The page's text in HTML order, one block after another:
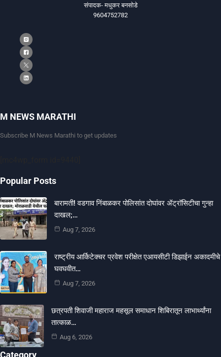
संपादक- मधुकर बनसोडे
9604752782
M NEWS MARATHI
Subscribe M News Marathi to get updates
Popular Posts
बारामती! वडगाव निंबाळकर पोलिसांत दोघांवर ॲट्रॉसिटीचा गुन्हा
दाखल;…
Aug 7, 2026
राष्ट्रीय आर्किटेक्चर प्रवेश परीक्षेत एआयसीटी डिझाईन अकादमीचे
घवघवीत…
Aug 7, 2026
छत्रपती शिवाजी महाराज महसूल समाधान शिबिरातून लाभार्थ्यांना
तात्काळ…
Aug 6, 2026
Category